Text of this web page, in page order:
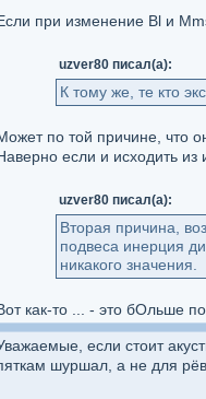
при изменение Bl и
uzver80 писал(а):
К тому же, те кто
по той причине, что
если и исходить из
uzver80 писал(а):
Вторая причина,
подвеса инерция
никакого значения.
как-то ... - это бОльше
если стоит
шуршал, а не для